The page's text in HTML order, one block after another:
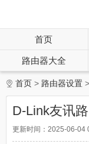
首页
路由器大全
首页 路由器设置
D-Link友讯
更新时间：2025-06-04